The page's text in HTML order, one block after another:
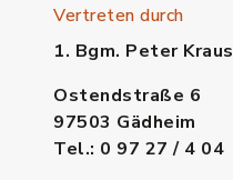
Vertreten durch
1. Bgm. Peter Kraus
Ostendstraße 6
97503 Gädheim
Tel.: 0 97 27 / 4 04